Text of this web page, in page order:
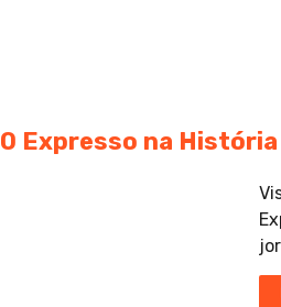
O Expresso na História